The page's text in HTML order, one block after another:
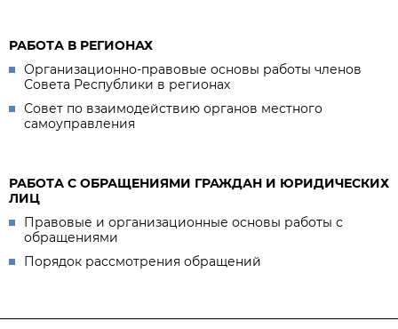
РАБОТА В РЕГИОНАХ
Организационно-правовые основы работы членов
Совета Республики в регионах
Совет по взаимодействию органов местного
самоуправления
РАБОТА С ОБРАЩЕНИЯМИ ГРАЖДАН И ЮРИДИЧЕСКИХ
ЛИЦ
Правовые и организационные основы работы с
обращениями
Порядок рассмотрения обращений